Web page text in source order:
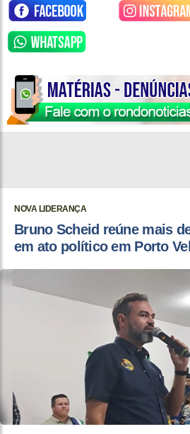
NOVA LIDERANÇA
Bruno Scheid reúne mais
em ato político em Porto